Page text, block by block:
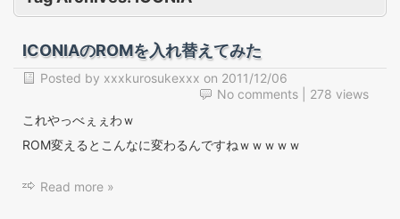
ICONIAのROMを入れ替えてみた
Posted by xxxkurosukexxx on 2011/12/06
No comments | 278 views
これやっべぇぇわｗ
ROM変えるとこんなに変わるんですねｗｗｗｗｗ
Read more »